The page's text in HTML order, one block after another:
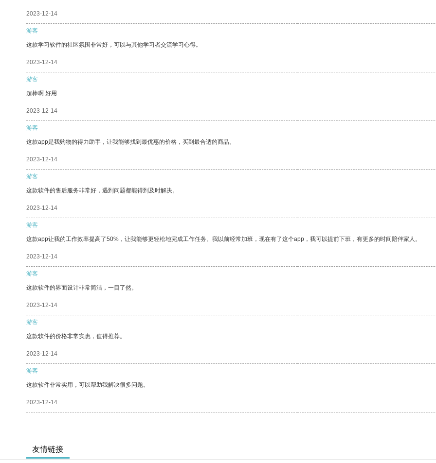
2023-12-14
游客
这款学习软件的社区氛围非常好，可以与其他学习者交流学习心得。
2023-12-14
游客
超棒啊 好用
2023-12-14
游客
这款app是我购物的得力助手，让我能够找到最优惠的价格，买到最合适的商品。
2023-12-14
游客
这款软件的售后服务非常好，遇到问题都能得到及时解决。
2023-12-14
游客
这款app让我的工作效率提高了50%，让我能够更轻松地完成工作任务。我以前经常加班，现在有了这个app，我可以提前下班，有更多的时间陪伴家人。
2023-12-14
游客
这款软件的界面设计非常简洁，一目了然。
2023-12-14
游客
这款软件的价格非常实惠，值得推荐。
2023-12-14
游客
这款软件非常实用，可以帮助我解决很多问题。
2023-12-14
友情链接